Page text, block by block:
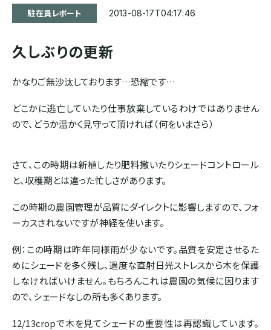
駐在員レポート 2013-08-17T04:17:46
久しぶりの更新
かなりご無沙汰しております…恐縮です…
どこかに逃亡していたり仕事放棄しているわけではありません
ので、どうか温かく見守って頂ければ（何をいまさら）
さて、この時期は新植したり肥料撒いたりシェードコントロール
と、収穫期とは違った忙しさがあります。
この時期の農園管理が品質にダイレクトに影響しますので、フォ
ーカスされないですが神経を使います。
例：この時期は昨年同様雨が少ないです。品質を安定させるた
めにシェードを多く残し、過度な直射日光ストレスから木を保護
しなければいけません。もちろんこれは農園の気候に因ります
ので、シェードなしの所も多くあります。
12/13cropで木を見てシェードの重要性は再認識しています。
その他希少種
エルサルバドル
パナマ
ブラジル
その他独自プロセス
ソーシャルプロジェクト